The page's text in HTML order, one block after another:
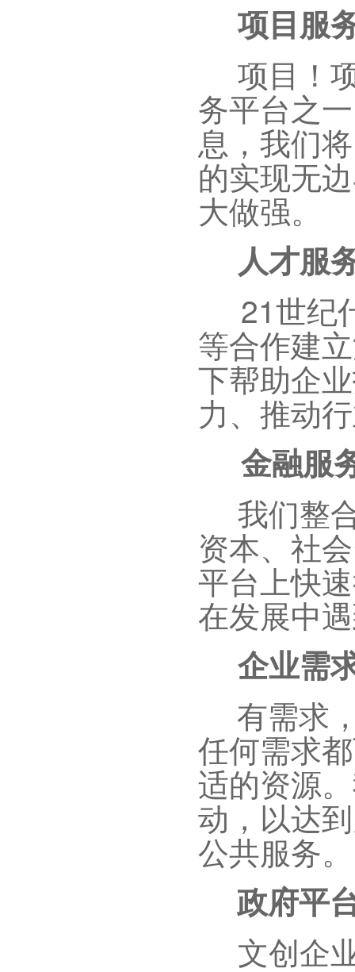
项目服
项目！
务平台之
息，我们
的实现无
大做强。
人才服
21世纪
等合作建
下帮助企
力、推动
金融服
我们整
资本、社
平台上快
在发展中
企业需
有需求
任何需求
适的资源
动，以达
公共服务。
政府平
文创企